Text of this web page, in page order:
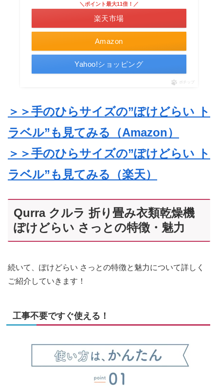
Amazon
＼ポイント最大11倍！／
楽天市場
Yahoo!ショッピング
ポチップ
＞＞手のひらサイズの”ぽけどらい ト
ラベル”も見てみる（Amazon）
＞＞手のひらサイズの”ぽけどらい ト
ラベル”も見てみる（楽天）
Qurra クルラ 折り畳み衣類乾燥機
ぽけどらい さっとの特徴・魅力
続いて、ぽけどらい さっとの特徴と魅力について詳しく
ご紹介していきます！
工事不要ですぐ使える！